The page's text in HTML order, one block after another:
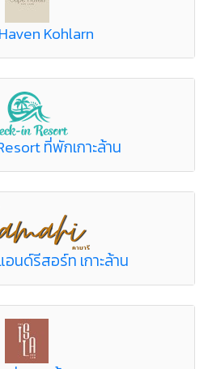
Kohlarn
ที่พักเกาะล้าน
อนด์รีสอร์ท เกาะล้าน